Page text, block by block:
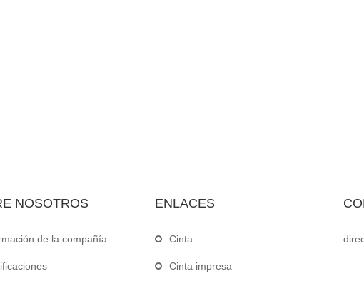
NOSOTROS
de la compañía
ENLACES
Cinta
Cinta impresa